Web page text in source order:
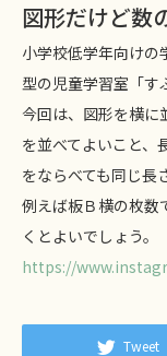
図形だけど数
小学校低学年向けの
型の児童学習室「す
今回は、図形を横に
を並べてよいこと、
をならべても同じ長
例えば板Ｂ横の枚数
くとよいでしょう。
https://
Tweet